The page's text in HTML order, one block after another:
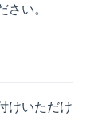
さい。
けいただけ